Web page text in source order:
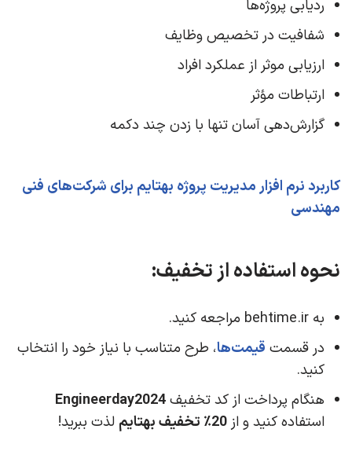
ردیابی پروژه‌ها
شفافیت در تخصیص وظایف
ارزیابی موثر از عملکرد افراد
ارتباطات مؤثر
گزارش‌دهی آسان تنها با زدن چند دکمه
كاربرد نرم افزار مدیریت پروژه بهتایم برای شرکت‌های فنی
مهندسی
نحوه استفاده از تخفیف:
به behtime.ir مراجعه كنيد.
در قسمت قیمت‌ها، طرح متناسب با نیاز خود را انتخاب
کنید.
هنگام پرداخت از کد تخفیفEngineerday2024
استفاده کنید و از 20٪ تخفیف بهتایم لذت ببرید!